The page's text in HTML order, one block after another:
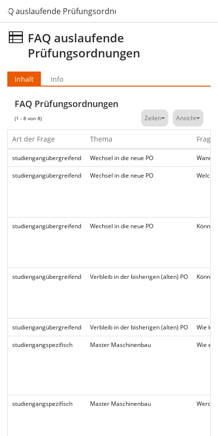
auslaufende Prüfungsordnungen
FAQ auslaufende
Prüfungsordnungen
Inhalt Info
FAQ Prüfungsordnungen
(1 - 8 von 8) Zeilen Ansicht
Art der Frage Thema Frage
studiengangübergreifend Wechsel in die neue PO Wann
studiengangübergreifend Wechsel in die neue PO
studiengangübergreifend Wechsel in die neue PO
studiengangübergreifend Verbleib in der bisherigen (alten) PO
studiengangübergreifend Verbleib in der bisherigen (alten) PO Wie
studiengangspezifisch Master Maschinenbau Wie
studiengangspezifisch Master Maschinenbau